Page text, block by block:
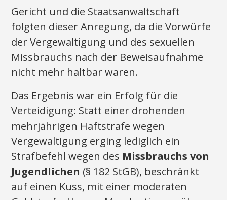
Gericht und die Staatsanwaltschaft
folgten dieser Anregung, da die Vorwürfe
der Vergewaltigung und des sexuellen
Missbrauchs nach der Beweisaufnahme
nicht mehr haltbar waren.
Das Ergebnis war ein Erfolg für die
Verteidigung: Statt einer drohenden
mehrjährigen Haftstrafe wegen
Vergewaltigung erging lediglich ein
Strafbefehl wegen des Missbrauchs von
Jugendlichen (§ 182 StGB), beschränkt
auf einen Kuss, mit einer moderaten